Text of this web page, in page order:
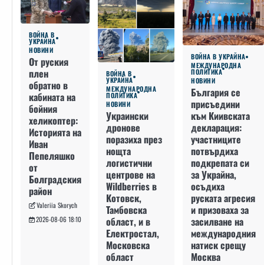
ВОЙНА В
УКРАЙНА
НОВИНИ
От руския
плен
обратно в
кабината на
бойния
хеликоптер:
Историята на
Иван
Пепеляшко
от
Болградския
район
Valeriia Skorych
2026-08-06 18:10
ВОЙНА В
УКРАЙНА
МЕЖДУНАРОДНА
ПОЛИТИКА
НОВИНИ
Украински
дронове
поразиха през
нощта
логистични
центрове на
Wildberries в
Котовск,
Тамбовска
област, и в
Електростал,
Московска
област
ВОЙНА В УКРАЙНА
МЕЖДУНАРОДНА
ПОЛИТИКА
НОВИНИ
България се
присъедини
към Киивската
декларация:
участниците
потвърдиха
подкрепата си
за Украйна,
осъдиха
руската агресия
и призоваха за
засилване на
международния
натиск срещу
Москва